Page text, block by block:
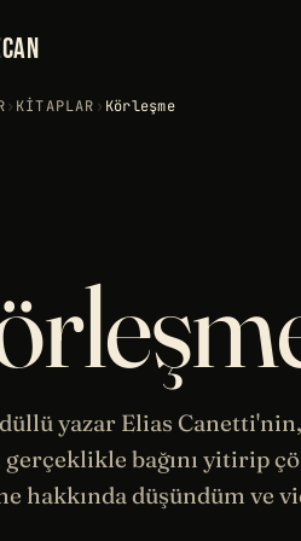
› KITAPLAR › Körleşme
yazar Elias
bağını yitirip
hakkında düşündüm ve